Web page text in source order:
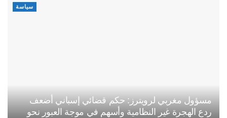
سياسة
مسؤول مغربي لرويترز: حكم قضائي إسباني أضعف
ردع الهجرة غير النظامية وأسهم في موجة العبور نحو